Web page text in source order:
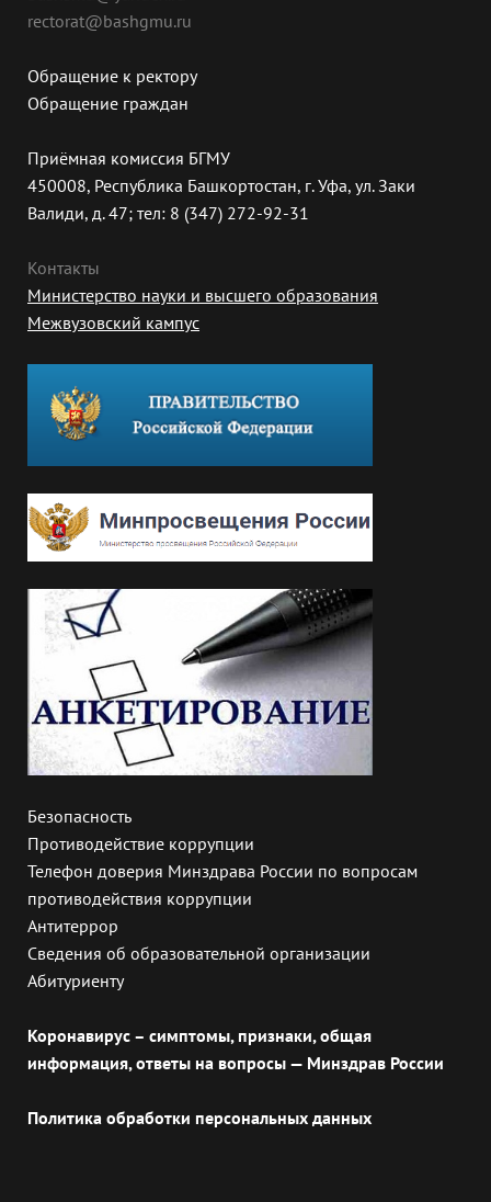
rectorat@bashgmu.ru
Обращение к ректору
Обращение граждан
Приёмная комиссия БГМУ
450008, Республика Башкортостан, г. Уфа, ул. Заки
Валиди, д. 47; тел: 8 (347) 272-92-31
Контакты
Министерство науки и высшего образования
Межвузовский кампус
Безопасность
Противодействие коррупции
Телефон доверия Минздрава России по вопросам
противодействия коррупции
Антитеррор
Сведения об образовательной организации
Абитуриенту
Коронавирус – симптомы, признаки, общая
информация, ответы на вопросы — Минздрав России
Политика обработки персональных данных